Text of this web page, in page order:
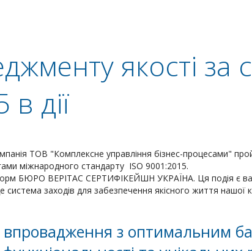
якості за
дії
ТОВ "Комплексне управління бізнес-процесами"
міжнародного стандарту ISO 9001:2015.
норм БЮРО ВЕРІТАС СЕРТИФІКЕЙШН УКРАЇНА. Ця подія є
заходів для забезпечення якісного життя нашої
впровадження з оптимальним